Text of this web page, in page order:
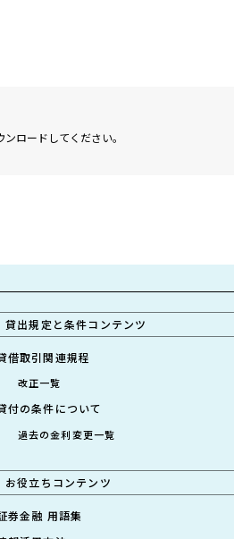
ロードしてください。
貸出規定と条件コンテンツ
借取引関連規程
改正一覧
付の条件について
過去の金利変更一覧
お役立ちコンテンツ
券金融 用語集